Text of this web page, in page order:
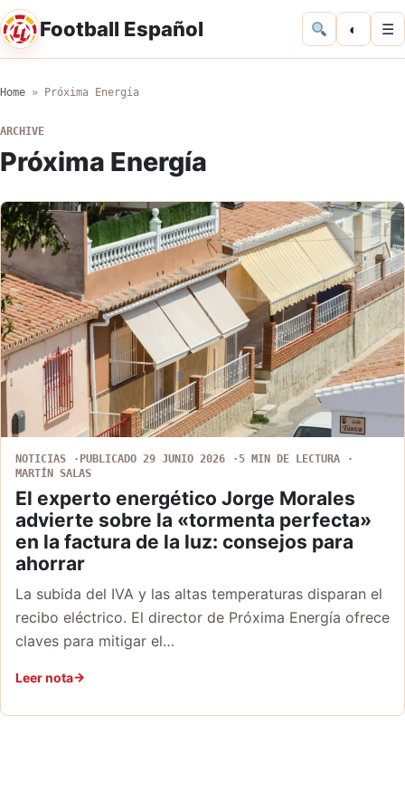
Football Español ◐ ☰
Home » Próxima Energía
ARCHIVE
Próxima Energía
NOTICIAS PUBLICADO 29 JUNIO 2026
5 MIN DE LECTURA
MARTÍN SALAS
El experto energético Jorge Morales
advierte sobre la «tormenta perfecta»
en la factura de la luz: consejos para
ahorrar
La subida del IVA y las altas temperaturas disparan el
recibo eléctrico. El director de Próxima Energía ofrece
claves para mitigar el…
Leer nota